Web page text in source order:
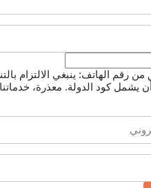
من رقم الهاتف: ينبغي الالتزام
يشمل كود الدولة. معذرة،